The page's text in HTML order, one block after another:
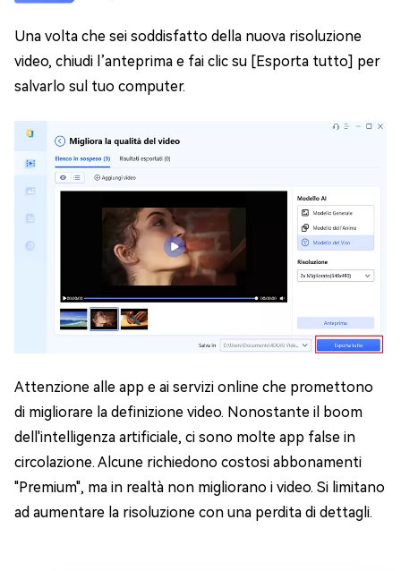
Una volta che sei soddisfatto della nuova risoluzione
video, chiudi l’anteprima e fai clic su [Esporta tutto] per
salvarlo sul tuo computer.
Attenzione alle app e ai servizi online che promettono
di migliorare la definizione video. Nonostante il boom
dell'intelligenza artificiale, ci sono molte app false in
circolazione. Alcune richiedono costosi abbonamenti
"Premium", ma in realtà non migliorano i video. Si limitano
ad aumentare la risoluzione con una perdita di dettagli.